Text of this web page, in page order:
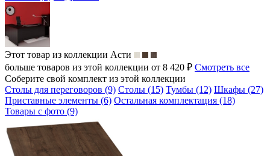
Этот товар из коллекции Асти
больше товаров из этой коллекции от 8 420 ₽ Смотреть все
Соберите свой комплект из этой коллекции
Столы для переговоров (9) Столы (15) Тумбы (12) Шкафы (27)
Приставные элементы (6) Остальная комплектация (18)
Товары с фото (9)